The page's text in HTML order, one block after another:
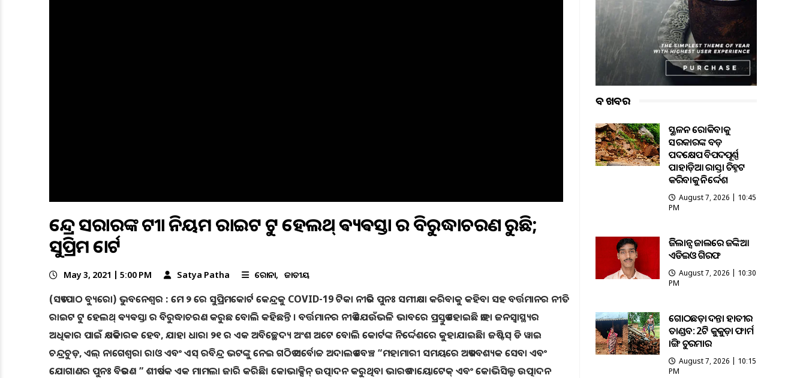
କେନ୍ଦ୍ର ସରକାରଙ୍କ ଟୀକା ନିୟମ ରାଇଟ ଟୁ ହେଲଥ୍ ଵ୍ୟଵସ୍ତା ର ବିରୁଦ୍ଧାଚରଣ କରୁଛି;
ସୁପ୍ରିମ କୋର୍ଟ
May 3, 2021 | 5:00 PM Satya Patha କରୋନା ଜାତୀୟ
(ସତ୍ୟପାଠ ବ୍ୟୁରୋ) ଭୁବନେଶ୍ୱର : ମେ ୨ ରେ ସୁପ୍ରିମକୋର୍ଟ କେନ୍ଦ୍ରକୁ COVID-19 ଟିକା ନୀତିର ପୁନଃ ସମୀକ୍ଷା କରିବାକୁ କହିବା ସହ ବର୍ତ୍ତମାନର ନୀତି
ରାଇଟ ଟୁ ହେଲଥ୍ ଵ୍ୟଵସ୍ତା ର ବିରୁଦ୍ଧାଚରଣ କରୁଛ ବୋଲି କହିଛନ୍ତି । ବର୍ତ୍ତମାନର ନୀତି ଯେଉଁଭଳି ଭାବରେ ପ୍ରସ୍ତୁତ ହୋଇଛି ତାହା ଜନସ୍ୱାସ୍ଥ୍ୟର
ଅଧିକାର ପାଇଁ କ୍ଷତିକାରକ ହେବ, ଯାହା ଧାରା ୨୧ ର ଏକ ଅବିଚ୍ଛେଦ୍ୟ ଅଂଶ ଅଟେ ବୋଲି କୋର୍ଟଙ୍କ ନିର୍ଦ୍ଦେଶରେ କୁହାଯାଇଛି। ଜଷ୍ଟିସ୍ ଡି ୱାଇ
ଚନ୍ଦ୍ରଚୁଡ଼, ଏଲ୍ ନାଗେଶ୍ୱରା ରାଓ ଏବଂ ଏସ୍ ରବିନ୍ଦ୍ର ଭଟଙ୍କୁ ନେଇ ଗଠିତ ସର୍ବୋଚ୍ଚ ଅଦାଲତ ବେଞ୍ଚ “ମହାମାରୀ ସମୟରେ ଅତ୍ୟାବଶ୍ୟକ ସେବା ଏବଂ
ଯୋଗାଣର ପୁନଃ ବିତରଣ ” ଶୀର୍ଷକ ଏକ ମାମଲା ଜାରି କରିଛି। କୋଭାକ୍ସିନ୍ ଉତ୍ପାଦନ କରୁଥିବା ଭାରତ ବାୟୋଟେକ୍ ଏବଂ କୋଭିସିଲ୍ଡ ଉତ୍ପାଦନ
ବଡ ଖବର
ଭୂସ୍ଖଳନ ରୋକିବାକୁ
ସରକାରଙ୍କ ବଡ଼
ପଦକ୍ଷେପ ବିପଦପୂର୍ଣ୍ଣ
ପାହାଡ଼ିଆ ରାସ୍ତା ଚିହ୍ନଟ
କରିବାକୁ ନିର୍ଦ୍ଦେଶ
August 7, 2026 | 10:45
PM
ଭିଜିଲାନ୍ସ ଜାଲରେ ଜଙ୍କିଆ
ଏଡିଇଓ ଗିରଫ
August 7, 2026 | 10:30
PM
ଗୋଠଛଡ଼ା ଦନ୍ତା ହାତୀର
ତାଣ୍ଡବ: 2ଟି କୁକୁଡ଼ା ଫାର୍ମ
ଭାଙ୍ଗି ଚୁରମାର
August 7, 2026 | 10:15
PM